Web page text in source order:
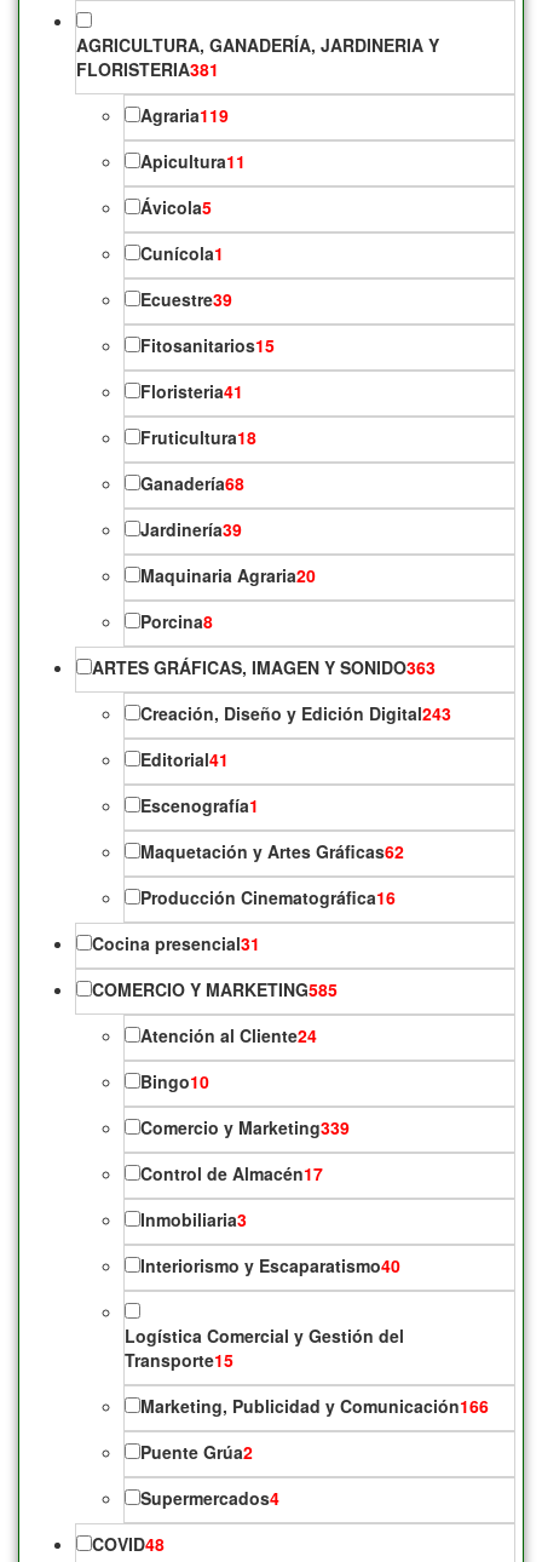
AGRICULTURA, GANADERÍA, JARDINERIA Y
FLORISTERIA381
Agraria119
Apicultura11
Ávicola5
Cunícola1
Ecuestre39
Fitosanitarios15
Floristeria41
Fruticultura18
Ganadería68
Jardinería39
Maquinaria Agraria20
Porcina8
ARTES GRÁFICAS, IMAGEN Y SONIDO363
Creación, Diseño y Edición Digital243
Editorial41
Escenografía1
Maquetación y Artes Gráficas62
Producción Cinematográfica16
Cocina presencial31
COMERCIO Y MARKETING585
Atención al Cliente24
Bingo10
Comercio y Marketing339
Control de Almacén17
Inmobiliaria3
Interiorismo y Escaparatismo40
Logística Comercial y Gestión del
Transporte15
Marketing, Publicidad y Comunicación166
Puente Grúa2
Supermercados4
COVID48